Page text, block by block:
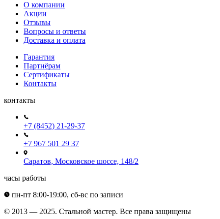
О компании
Акции
Отзывы
Вопросы и ответы
Доставка и оплата
Гарантия
Партнёрам
Сертификаты
Контакты
контакты
+7 (8452) 21-29-37
+7 967 501 29 37
Саратов, Московское шоссе, 148/2
часы работы
пн-пт 8:00-19:00, сб-вс по записи
© 2013 — 2025. Стальной мастер. Все права защищены